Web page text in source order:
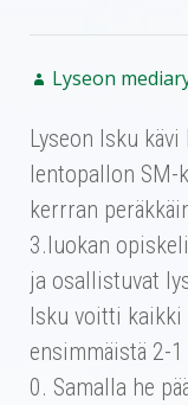
Lyseon
Lyseon Isku
lentopallon
kerrran
3.luokan
ja osallistuvat
Isku voitti
ensimmäistä 2-
0. Samalla he